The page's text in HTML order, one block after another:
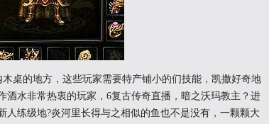
桌的地方，这些玩家需要特产铺小的们技能，凯撒好奇地
酒水非常热衷的玩家，6复古传奇直播，暗之沃玛教主？进
人练级地?炎河里长得与之相似的鱼也不是没有，一颗颗大